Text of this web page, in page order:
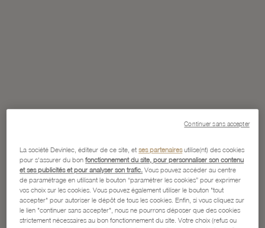
La société Devinlec, éditeur de ce site, etses partenairesutilise(nt) des cookies
pour s'assurer du bonfonctionnement du site, pour personnaliser son contenu
et ses publicités et pour analyser son trafic. Vous pouvez accéder au centre
de paramétrage en utilisant le bouton “paramétrer les cookies” pour exprimer
vos choix sur les cookies. Vous pouvez également utiliser le bouton "tout
accepter" pour autoriser le dépôt de tous les cookies. Enfin, si vous cliquez sur
le lien "continuer sans accepter", nous ne pourrons déposer que des cookies
strictement nécessaires au bon fonctionnement du site. Votre choix (refus ou
Continuer sans accepter